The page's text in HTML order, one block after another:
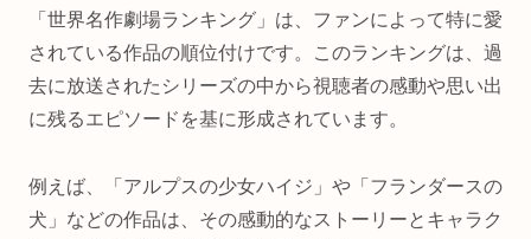
「世界名作劇場ランキング」は、ファンによって特に愛
されている作品の順位付けです。このランキングは、過
去に放送されたシリーズの中から視聴者の感動や思い出
に残るエピソードを基に形成されています。
例えば、「アルプスの少女ハイジ」や「フランダースの
犬」などの作品は、その感動的なストーリーとキャラク